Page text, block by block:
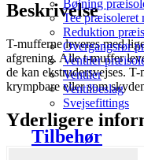
Bøjning
Tee præisoleret
Reduktion
Overgangsrør
Ventiler
Ventiler
Ventilbeslag
Svejsefittings
Tilbehør
Beskrivelse
T-mufferne leveres med
afgrening. Alle t-muffer
de kan ekstrudersvejses.
krympbare eller som
Yderligere